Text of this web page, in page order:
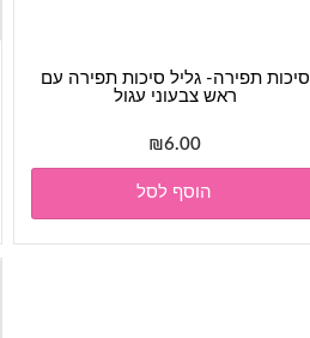
סיכות תפירה- גליל סיכות תפירה עם
ראש צבעוני עגול
₪6.00
הוסף לסל